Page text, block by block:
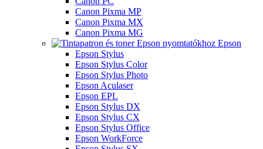
Canon Pixma MP
Canon Pixma MX
Canon Pixma MG
Epson
Epson Stylus
Epson Stylus Color
Epson Stylus Photo
Epson Aculaser
Epson EPL
Epson Stylus DX
Epson Stylus CX
Epson Stylus Office
Epson WorkForce